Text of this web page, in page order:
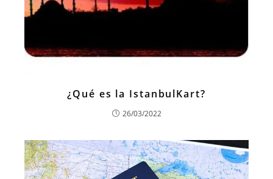
¿Qué es la IstanbulKart?
26/03/2022